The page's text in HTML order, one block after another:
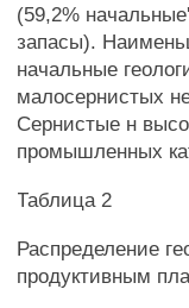
(59,2%
запасы).
начальные
малосернистых
Сернистые н
промышленных
Таблица 2
Распределение
продуктивным